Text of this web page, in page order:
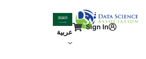
Sign In
عربية